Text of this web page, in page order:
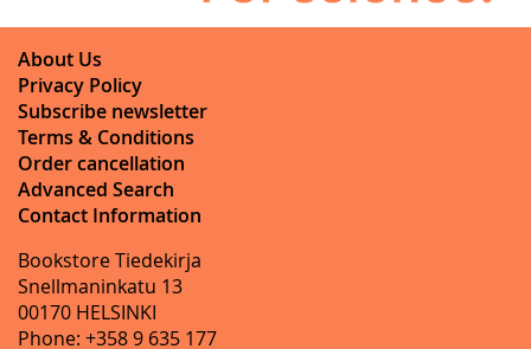
About Us
Privacy Policy
Subscribe newsletter
Terms & Conditions
Order cancellation
Advanced Search
Contact Information
Bookstore Tiedekirja
Snellmaninkatu 13
00170 HELSINKI
Phone: +358 9 635 177